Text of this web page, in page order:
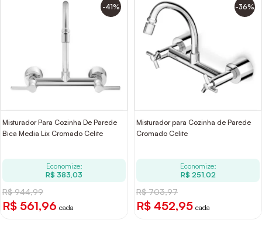
-41%
Misturador Para Cozinha De Parede
Bica Media Lix Cromado Celite
Economize:
R$ 383,03
R$ 944,99
R$ 561,96 cada
-36%
Misturador para Cozinha de Parede
Cromado Celite
Economize:
R$ 251,02
R$ 703,97
R$ 452,95 cada